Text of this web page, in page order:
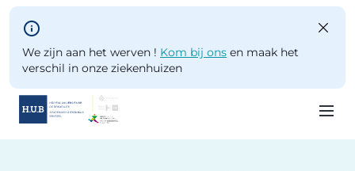
Skip to main content
We zijn aan het werven ! Kom bij ons en maak het
verschil in onze ziekenhuizen